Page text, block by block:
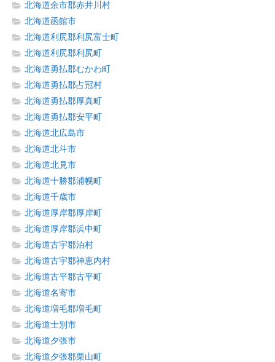
北海道余市郡赤井川村
北海道函館市
北海道利尻郡利尻富士町
北海道利尻郡利尻町
北海道勇払郡むかわ町
北海道勇払郡占冠村
北海道勇払郡厚真町
北海道勇払郡安平町
北海道北広島市
北海道北斗市
北海道北見市
北海道十勝郡浦幌町
北海道千歳市
北海道厚岸郡厚岸町
北海道厚岸郡浜中町
北海道古宇郡泊村
北海道古宇郡神恵内村
北海道古平郡古平町
北海道名寄市
北海道増毛郡増毛町
北海道士別市
北海道夕張市
北海道夕張郡栗山町